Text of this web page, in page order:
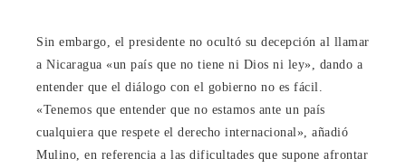
Sin embargo, el presidente no ocultó su decepción al llamar
a Nicaragua «un país que no tiene ni Dios ni ley», dando a
entender que el diálogo con el gobierno no es fácil.
«Tenemos que entender que no estamos ante un país
cualquiera que respete el derecho internacional», añadió
Mulino, en referencia a las dificultades que supone afrontar